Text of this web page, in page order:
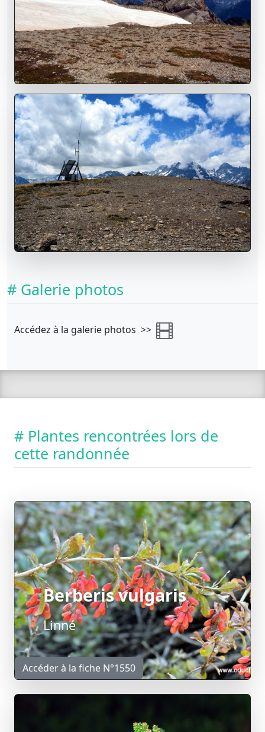
# Galerie photos
Accédez à la galerie photos >>
# Plantes rencontrées lors de
cette randonnée
Berberis vulgaris
Linné
Accéder à la fiche N°1550